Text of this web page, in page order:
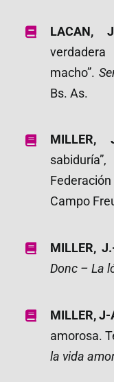
LACAN,
macho”.
Bs. As.
MILLER,
sabiduría”,
Campo
MILLER,
Donc – La
MILLER, J-
amorosa.
la vida